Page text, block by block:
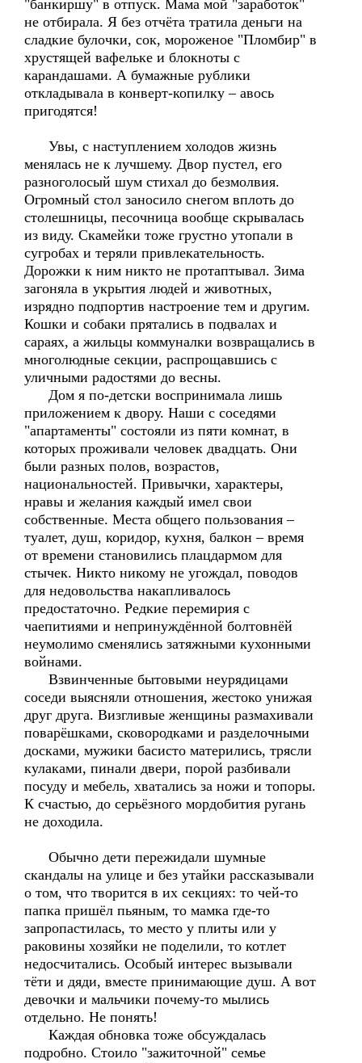
"банкиршу" в отпуск. Мама мой "заработок"
не отбирала. Я без отчёта тратила деньги на
сладкие булочки, сок, мороженое "Пломбир" в
хрустящей вафельке и блокноты с
карандашами. А бумажные рублики
откладывала в конверт-копилку – авось
пригодятся!
Увы, с наступлением холодов жизнь
менялась не к лучшему. Двор пустел, его
разноголосый шум стихал до безмолвия.
Огромный стол заносило снегом вплоть до
столешницы, песочница вообще скрывалась
из виду. Скамейки тоже грустно утопали в
сугробах и теряли привлекательность.
Дорожки к ним никто не протаптывал. Зима
загоняла в укрытия людей и животных,
изрядно подпортив настроение тем и другим.
Кошки и собаки прятались в подвалах и
сараях, а жильцы коммуналки возвращались в
многолюдные секции, распрощавшись с
уличными радостями до весны.
Дом я по-детски воспринимала лишь
приложением к двору. Наши с соседями
"апартаменты" состояли из пяти комнат, в
которых проживали человек двадцать. Они
были разных полов, возрастов,
национальностей. Привычки, характеры,
нравы и желания каждый имел свои
собственные. Места общего пользования –
туалет, душ, коридор, кухня, балкон – время
от времени становились плацдармом для
стычек. Никто никому не угождал, поводов
для недовольства накапливалось
предостаточно. Редкие перемирия с
чаепитиями и непринуждённой болтовнёй
неумолимо сменялись затяжными кухонными
войнами.
Взвинченные бытовыми неурядицами
соседи выясняли отношения, жестоко унижая
друг друга. Визгливые женщины размахивали
поварёшками, сковородками и разделочными
досками, мужики басисто матерились, трясли
кулаками, пинали двери, порой разбивали
посуду и мебель, хватались за ножи и топоры.
К счастью, до серьёзного мордобития ругань
не доходила.
Обычно дети пережидали шумные
скандалы на улице и без утайки рассказывали
о том, что творится в их секциях: то чей-то
папка пришёл пьяным, то мамка где-то
запропастилась, то место у плиты или у
раковины хозяйки не поделили, то котлет
недосчитались. Особый интерес вызывали
тёти и дяди, вместе принимающие душ. А вот
девочки и мальчики почему-то мылись
отдельно. Не понять!
Каждая обновка тоже обсуждалась
подробно. Стоило "зажиточной" семье